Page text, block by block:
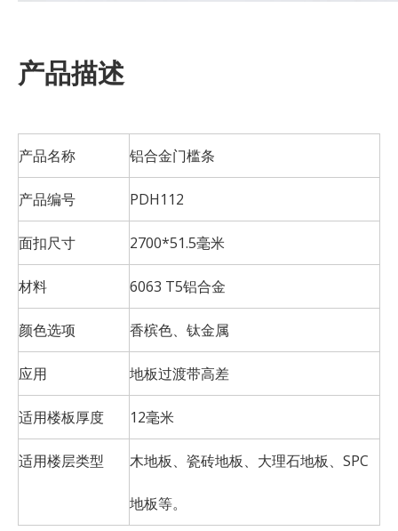
产品描述
产品名称 铝合金门槛条
产品编号 PDH112
面扣尺寸 2700*51.5毫米
材料 6063 T5铝合金
颜色选项 香槟色、钛金属
应用 地板过渡带高差
适用楼板厚度 12毫米
适用楼层类型 木地板、瓷砖地板、大理石地板、SPC
地板等。